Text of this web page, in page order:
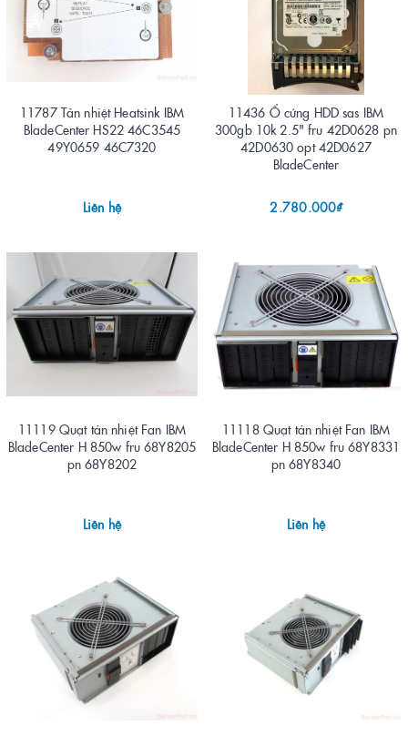
11787 Tản nhiệt Heatsink IBM
BladeCenter HS22 46C3545
49Y0659 46C7320
Liên hệ
11436 Ổ cứng HDD sas IBM
300gb 10k 2.5" fru 42D0628 pn
42D0630 opt 42D0627
BladeCenter
2.780.000₫
11119 Quạt tản nhiệt Fan IBM
BladeCenter H 850w fru 68Y8205
pn 68Y8202
Liên hệ
11118 Quạt tản nhiệt Fan IBM
BladeCenter H 850w fru 68Y8331
pn 68Y8340
Liên hệ